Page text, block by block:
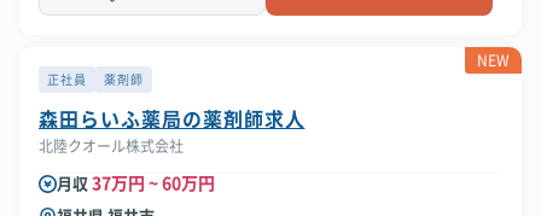
NEW
正社員 薬剤師
森田らいふ薬局の薬剤師求人
北陸クオール株式会社
月収 37万円 ~ 60万円